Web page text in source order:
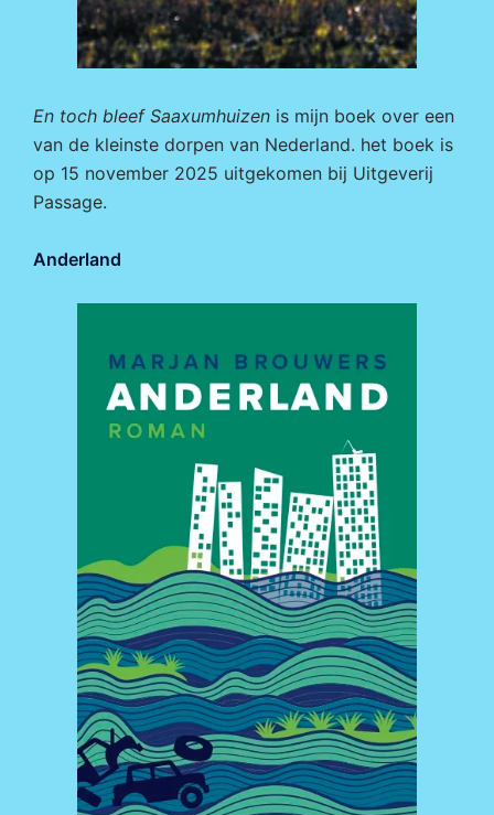
En toch bleef Saaxumhuizen is mijn boek over een
van de kleinste dorpen van Nederland. het boek is
op 15 november 2025 uitgekomen bij Uitgeverij
Passage.
Anderland